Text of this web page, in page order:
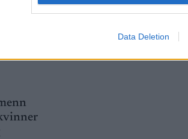
Data Deletion
start, kvinner
start, menn